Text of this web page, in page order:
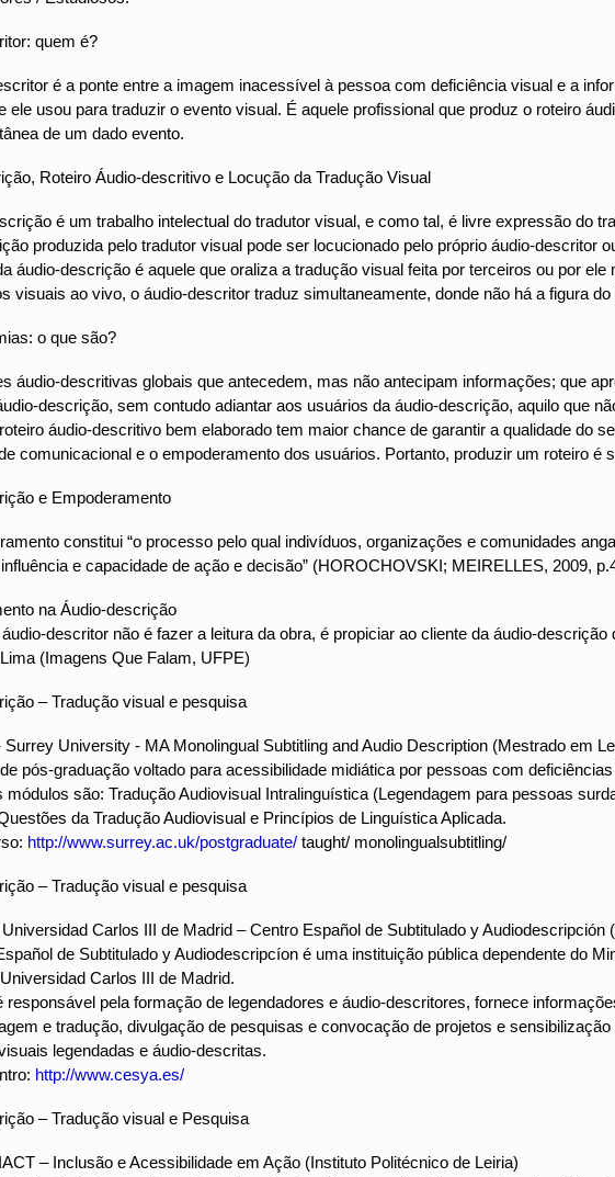
quem é?
é a ponte entre a imagem inacessível à pessoa com deficiência visual e a
ele usou para traduzir o evento visual. É aquele profissional que produz o roteiro
de um dado evento.
Roteiro Áudio-descritivo e Locução da Tradução Visual
é um trabalho intelectual do tradutor visual, e como tal, é livre expressão do
produzida pelo tradutor visual pode ser locucionado pelo próprio áudio-descritor
áudio-descrição é aquele que oraliza a tradução visual feita por terceiros ou por ele
visuais ao vivo, o áudio-descritor traduz simultaneamente, donde não há a figura do
o que são?
áudio-descritivas globais que antecedem, mas não antecipam informações; que
descrição, sem contudo adiantar aos usuários da áudio-descrição, aquilo que
áudio-descritivo bem elaborado tem maior chance de garantir a qualidade do
comunicacional e o empoderamento dos usuários. Portanto, produzir um roteiro é
e Empoderamento
constitui “o processo pelo qual indivíduos, organizações e comunidades
e capacidade de ação e decisão” (HOROCHOVSKI; MEIRELLES, 2009,
na Áudio-descrição
áudio-descritor não é fazer a leitura da obra, é propiciar ao cliente da áudio-descrição
(Imagens Que Falam, UFPE)
– Tradução visual e pesquisa
Surrey University - MA Monolingual Subtitling and Audio Description (Mestrado em
pós-graduação voltado para acessibilidade midiática por pessoas com
módulos são: Tradução Audiovisual Intralinguística (Legendagem para pessoas
da Tradução Audiovisual e Princípios de Linguística Aplicada.
http://www.surrey.ac.uk/postgraduate/taught/ monolingualsubtitling/
– Tradução visual e pesquisa
Universidad Carlos III de Madrid – Centro Español de Subtitulado y Audiodescripción
de Subtitulado y Audiodescripcíon é uma instituição pública dependente do
Carlos III de Madrid.
responsável pela formação de legendadores e áudio-descritores, fornece
e tradução, divulgação de pesquisas e convocação de projetos e
legendadas e áudio-descritas.
http://www.cesya.es/
– Tradução visual e Pesquisa
– Inclusão e Acessibilidade em Ação (Instituto Politécnico de Leiria)